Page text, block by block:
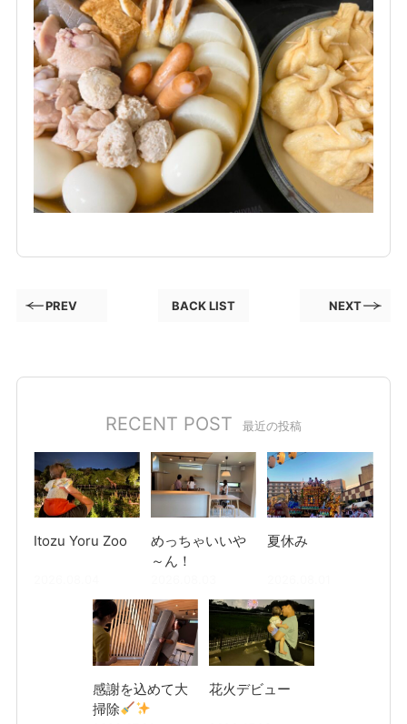
PREV BACK LIST NEXT
RECENT POST 最近の投稿
Itozu Yoru Zoo
めっちゃいいや
～ん！
夏休み
感謝を込めて大
掃除
花火デビュー